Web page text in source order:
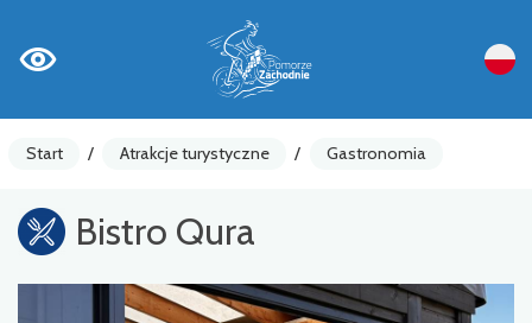
Start / Atrakcje turystyczne / Gastronomia
Bistro Qura